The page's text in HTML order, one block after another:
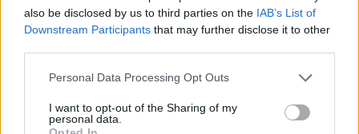
also be disclosed by us to third parties on the IAB’s List of
Downstream Participants that may further disclose it to other
Personal Data Processing Opt Outs
I want to opt-out of the Sharing of my
personal data.
clé pour préserver votre
cerveau ou le mettre en
Santé
problèmes urinaires : le
secret inattendu des
risque accru
d’hypertension à ne pas